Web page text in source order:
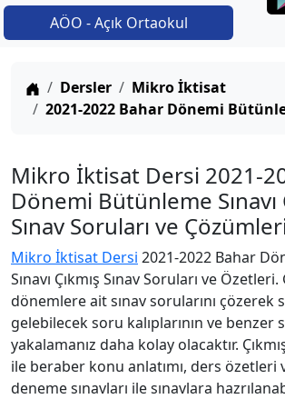
AÖO - Açık Ortaokul
Anasayfa
Dersler
Mikro İktisat
2021-2022 Bahar Dönemi
Mikro İktisat Dersi 2021-
Dönemi Bütünleme Sınavı
Sınav Soruları ve
Mikro İktisat Dersi 2021-2022 Bahar
Sınavı Çıkmış Sınav Soruları ve
dönemlere ait sınav sorularını çözerek
gelebilecek soru kalıplarının ve benzer
yakalamanız daha kolay olacaktır.
ile beraber konu anlatımı, ders özetleri
deneme sınavları ile sınavlara